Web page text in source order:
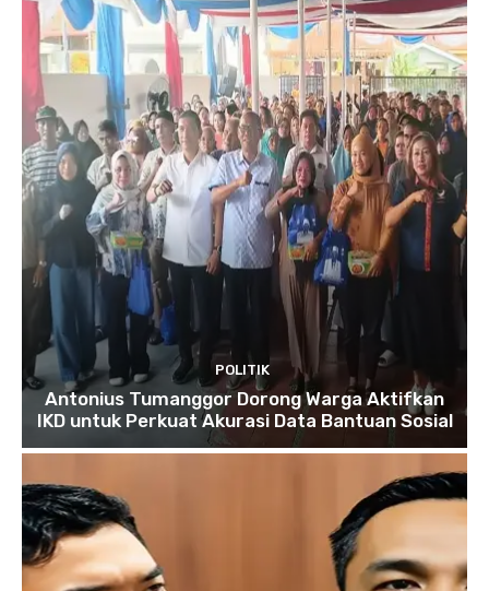
POLITIK
Antonius Tumanggor Dorong Warga Aktifkan
IKD untuk Perkuat Akurasi Data Bantuan Sosial